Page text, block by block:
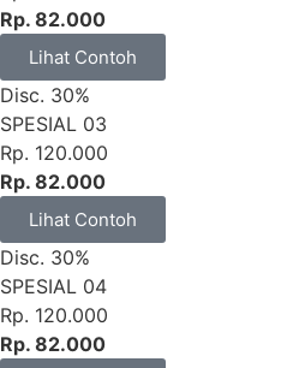
Rp. 82.000
Lihat Contoh
Disc. 30%
SPESIAL 03
Rp. 120.000
Rp. 82.000
Lihat Contoh
Disc. 30%
SPESIAL 04
Rp. 120.000
Rp. 82.000